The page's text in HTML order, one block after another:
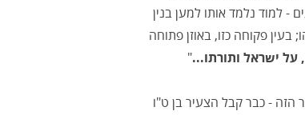
למוד נלמד אותו למען בנין
פקוחה כזו, באוזן פתוחה
ישראל ותורתו..."
- כבר קבל הצעיר בן ט"ו